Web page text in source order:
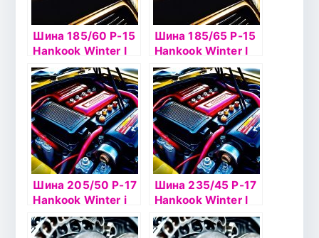
Шина 185/60 Р-15
Hankook Winter I
Pike RS2 W429
шип
Шина 185/65 Р-15
Hankook Winter I
Pike RS2 W429
92Т б/к шип
Шина 205/50 Р-17
Hankook Winter i
Pike RS2 W429
93T б/к
Шина 235/45 Р-17
Hankook Winter I
Pike RS2 W429
97T шип